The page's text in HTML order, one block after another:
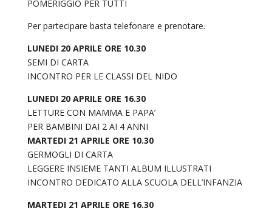
POMERIGGIO PER TUTTI
Per partecipare basta telefonare e prenotare.
LUNEDI 20 APRILE ORE 10.30
SEMI DI CARTA
INCONTRO PER LE CLASSI DEL NIDO
LUNEDI 20 APRILE ORE 16.30
LETTURE CON MAMMA E PAPA’
PER BAMBINI DAI 2 AI 4 ANNI
MARTEDI 21 APRILE ORE 10.30
GERMOGLI DI CARTA
LEGGERE INSIEME TANTI ALBUM ILLUSTRATI
INCONTRO DEDICATO ALLA SCUOLA DELL’INFANZIA
MARTEDI 21 APRILE ORE 16.30